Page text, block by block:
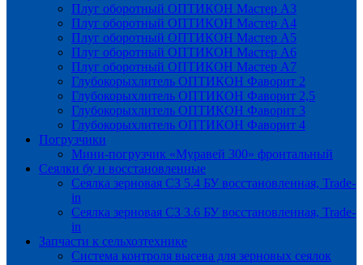
Плуг оборотный ОПТИКОН Мастер А3
Плуг оборотный ОПТИКОН Мастер А4
Плуг оборотный ОПТИКОН Мастер А5
Плуг оборотный ОПТИКОН Мастер А6
Плуг оборотный ОПТИКОН Мастер А7
Глубокорыхлитель ОПТИКОН Фаворит 2
Глубокорыхлитель ОПТИКОН Фаворит 2,5
Глубокорыхлитель ОПТИКОН Фаворит 3
Глубокорыхлитель ОПТИКОН Фаворит 4
Погрузчики
Мини-погрузчик «Муравей 300» фронтальный
Сеялки бу и восстановленные
Сеялка зерновая СЗ 5.4 БУ восстановленная, Trade-
in
Сеялка зерновая СЗ 3.6 БУ восстановленная, Trade-
in
Запчасти к сельхозтехнике
Система контроля высева для зерновых сеялок